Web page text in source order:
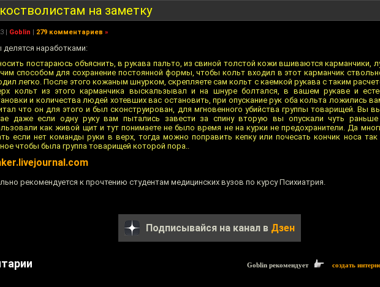
на заметку
| Goblin | 279 комментариев »
делятся наработками:
постараюсь объяснить, в рукава пальто, из свиной толстой кожи вшиваются карманчики,
способом для сохранение постоянной формы, чтобы кольт входил в этот карманчик
легко. После этого кожаным шнурком, скрепляете сам кольт с каемкой рукава с таким
кольт из этого карманчика выскальзывал и на шнуре болтался, в вашем рукаве и
и количества людей хотевших вас остановить, при опускание рук оба кольта ложились
что он для этого и был сконструирован, для мгновенного убийства группы товарищей. Вы
даже если одну руку вам пытались завести за спину вторую вы опускали чуть
как живой щит и тут понимаете не было время не на курки не предохранители. Да
если нет команды руки в верх, тогда можно поправить кепку или почесать кончик носа
чтобы была группа товарищей которой пора..
рекомендуется к прочтению студентам медицинских вузов по курсу Психиатрия.
Подписывайся на канал в Дзен
Goblin рекомендует создать